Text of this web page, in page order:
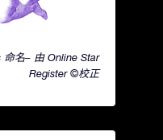
命名– 由 Online Star
Register ©校正